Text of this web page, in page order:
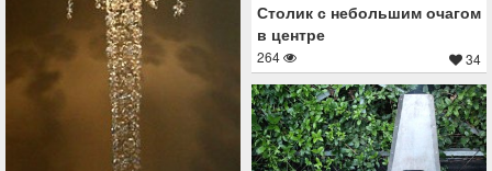
Столик с небольшим очагом
в центре
264 34